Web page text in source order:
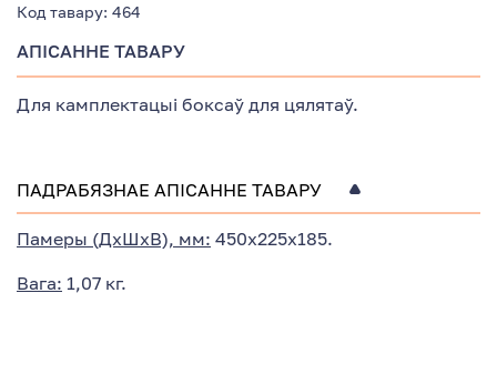
Код тавару: 464
АПІСАННЕ ТАВАРУ
Для камплектацыі боксаў для цялятаў.
ПАДРАБЯЗНАЕ АПІСАННЕ ТАВАРУ
Памеры (ДхШхВ), мм: 450х225х185.
Вага: 1,07 кг.